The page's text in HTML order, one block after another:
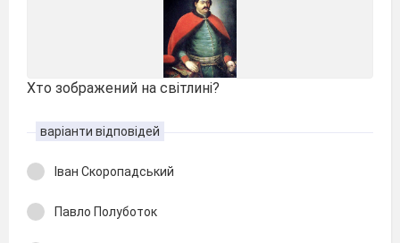
Хто зображений на світлині?
варіанти відповідей
Іван Скоропадський
Павло Полуботок